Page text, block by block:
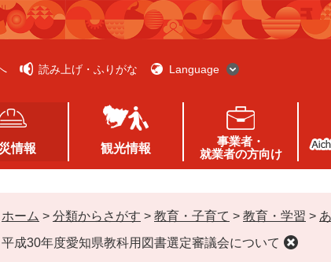
読み上げ・ふりがな Language
情報 観光情報
事業者・
就業者の方向け
ホーム > 分類からさがす > 教育・子育て > 教育・学習 >
平成30年度愛知県教科用図書選定審議会について